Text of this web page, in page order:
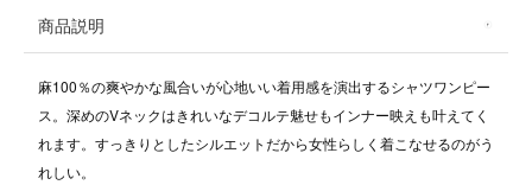
商品説明
麻100％の爽やかな風合いが心地いい着用感を演出するシャツワンピー
ス。深めのVネックはきれいなデコルテ魅せもインナー映えも叶えてく
れます。すっきりとしたシルエットだから女性らしく着こなせるのがう
れしい。